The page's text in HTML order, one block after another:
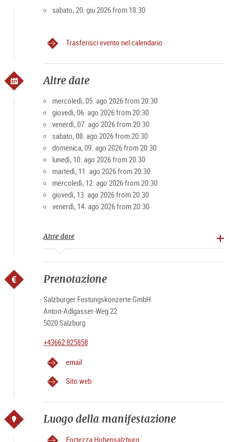
belli della fortezza le opere più popolari di Mozart e Strauss,
sopra i tetti di Salisburgo, offrendo una vista mozzafiato e
Un'esperienza concertistica di classe superiore.
Offerte Top Seller
Per rendere l'esperienza ancora più speciale, nei mesi da
giro sul Salzach. Sono disponibili la nave Salzach "Amadeus"
o l'"Amphibious".
10% di sconto con laSalzburg Card(Codice sconto:
Card2026) per la prenotazione online attraverso il
ufficiale.
sabato, 20. giu 2026 from 18:30
Trasferisci evento nel calendario
Altre date
mercoledì, 05. ago 2026 from 20:30
giovedì, 06. ago 2026 from 20:30
venerdì, 07. ago 2026 from 20:30
sabato, 08. ago 2026 from 20:30
domenica, 09. ago 2026 from 20:30
lunedì, 10. ago 2026 from 20:30
martedì, 11. ago 2026 from 20:30
mercoledì, 12. ago 2026 from 20:30
giovedì, 13. ago 2026 from 20:30
venerdì, 14. ago 2026 from 20:30
Altre date
Prenotazione
Salzburger Festungskonzerte GmbH
Anton-Adlgasser-Weg 22
5020 Salzburg
+43662 825858
email
Sito web
Luogo della manifestazione
Fortezza Hohensalzburg